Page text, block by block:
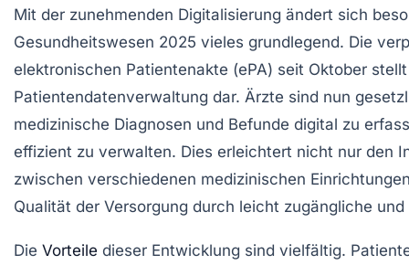
Mit der zunehmenden Digitalisierung ändert sich
Gesundheitswesen 2025 vieles grundlegend. Die
elektronischen Patientenakte (ePA) seit Oktober
Patientendatenverwaltung dar. Ärzte sind nun
medizinische Diagnosen und Befunde digital zu
effizient zu verwalten. Dies erleichtert nicht nur den
zwischen verschiedenen medizinischen
Qualität der Versorgung durch leicht zugängliche
Die Vorteile dieser Entwicklung sind vielfältig.